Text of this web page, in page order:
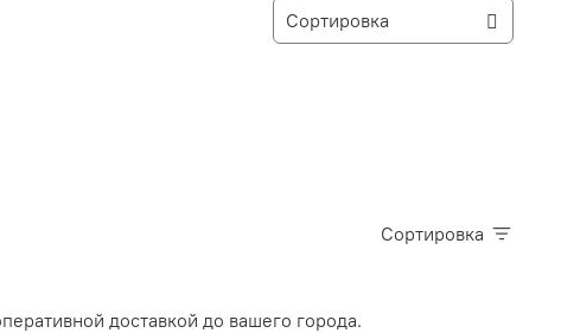
Сортировка
доставкой до вашего города.